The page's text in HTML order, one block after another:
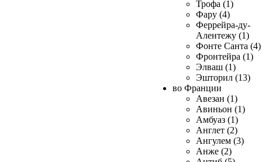
Трофа (1)
Фару (4)
Феррейра-ду-
Алентежу (1)
Фонте Санта (4)
Фронтейра (1)
Элваш (1)
Эшторил (13)
во Франции
Авезан (1)
Авиньон (1)
Амбуаз (1)
Англет (2)
Ангулем (3)
Анже (2)